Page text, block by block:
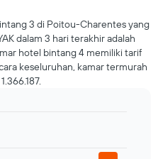
3 di Poitou-Charentes yang
dalam 3 hari terakhir adalah
hotel bintang 4 memiliki tarif
keseluruhan, kamar termurah